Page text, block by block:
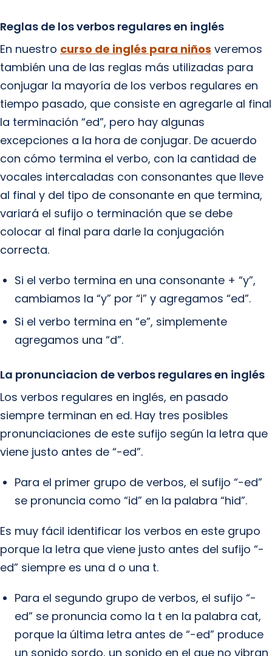
Reglas de los verbos regulares en inglés
En nuestro curso de inglés para niños veremos
también una de las reglas más utilizadas para
conjugar la mayoría de los verbos regulares en
tiempo pasado, que consiste en agregarle al final
la terminación “ed”, pero hay algunas
excepciones a la hora de conjugar. De acuerdo
con cómo termina el verbo, con la cantidad de
vocales intercaladas con consonantes que lleve
al final y del tipo de consonante en que termina,
variará el sufijo o terminación que se debe
colocar al final para darle la conjugación
correcta.
Si el verbo termina en una consonante + “y”,
cambiamos la “y” por “i” y agregamos “ed”.
Si el verbo termina en “e”, simplemente
agregamos una “d”.
La pronunciacion de verbos regulares en inglés
Los verbos regulares en inglés, en pasado
siempre terminan en ed. Hay tres posibles
pronunciaciones de este sufijo según la letra que
viene justo antes de “-ed”.
Para el primer grupo de verbos, el sufijo “-ed”
se pronuncia como “id” en la palabra “hid”.
Es muy fácil identificar los verbos en este grupo
porque la letra que viene justo antes del sufijo “-
ed” siempre es una d o una t.
Para el segundo grupo de verbos, el sufijo “-
ed” se pronuncia como la t en la palabra cat,
porque la última letra antes de “-ed” produce
un sonido sordo, un sonido en el que no vibran